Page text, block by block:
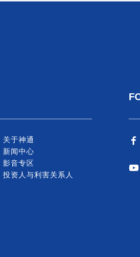
需求日益提升 神通提供智慧日照一
28日
家每日皆须往返日照中心与家中，大多都
关于神通
新闻中心
影音专区
投资人与利害关系人